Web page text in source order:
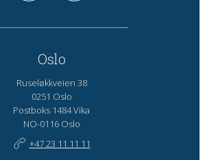
Oslo
Ruseløkkveien 38
0251 Oslo
Postboks 1484 Vika
NO-0116 Oslo
+47 23 11 11 11